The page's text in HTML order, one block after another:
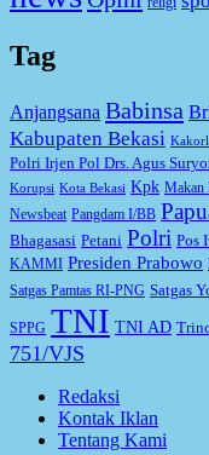
Tag
Anjangsana Babinsa
Kabupaten Bekasi
Polri Irjen Pol Drs. Agus
Korupsi Kota Bekasi Kpk Makan
Newsbeat Pangdam I/BB
Bhagasasi Petani Polri Pos
KAMMI Presiden Prabowo
Satgas Pamtas RI-PNG Satgas
SPPG TNI TNI AD
751/VJS
Redaksi
Kontak Iklan
Tentang Kami